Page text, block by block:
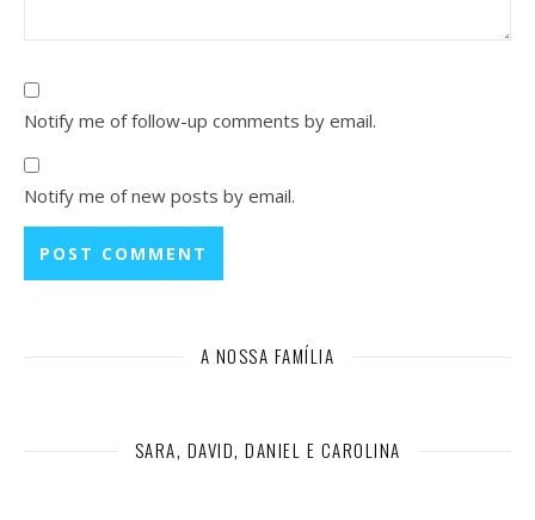
Notify me of follow-up comments by email.
Notify me of new posts by email.
A NOSSA FAMÍLIA
SARA, DAVID, DANIEL E CAROLINA